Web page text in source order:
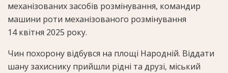
механізованих засобів розмінування, командир
машини роти механізованого розмінування
14 квітня 2025 року.
Чин похорону відбувся на площі Народній. Віддати
шану захиснику прийшли рідні та друзі, міський